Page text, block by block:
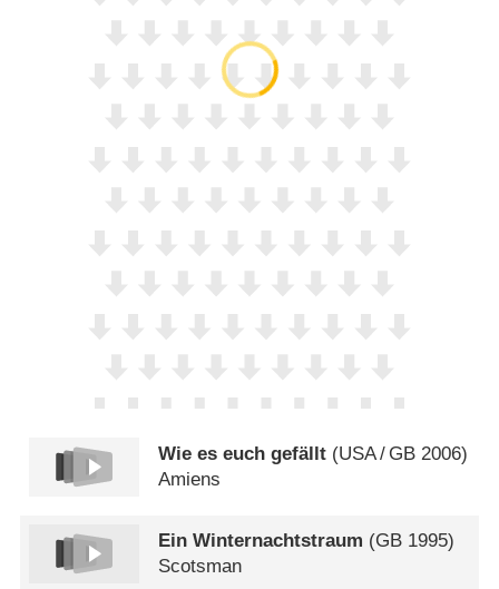
Wie es euch gefällt (USA/ GB 2006)
Amiens
Ein Winternachtstraum (GB 1995)
Scotsman